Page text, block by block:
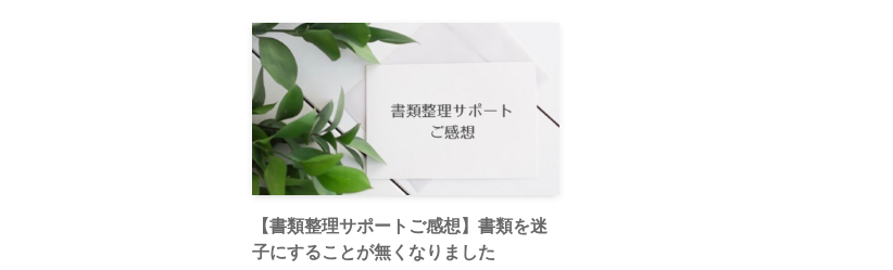
【書類整理サポートご感想】書類を迷
子にすることが無くなりました